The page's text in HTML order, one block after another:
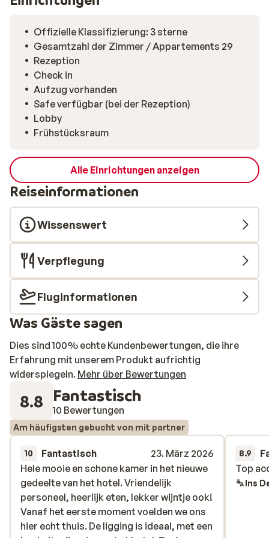
Offizielle Klassifizierung: 3 sterne
Gesamtzahl der Zimmer / Appartements 29
Rezeption
Check in
Aufzug vorhanden
Safe verfügbar (bei der Rezeption)
Lobby
Frühstücksraum
Alle Einrichtungen anzeigen
Reiseinformationen
Wissenswert
Verpflegung
Fluginformationen
Was Gäste sagen
Dies sind 100% echte Kundenbewertungen, die ihre
Erfahrung mit unserem Produkt aufrichtig
widerspiegeln. Mehr über Bewertungen
8.8 Fantastisch
10 Bewertungen
Am häufigsten gebucht von mit partner
10 Fantastisch
23. März 2026
Hele mooie en schone kamer in het nieuwe
gedeelte van het hotel. Vriendelijk
personeel, heerlijk eten, lekker wijntje ook!
Vanaf het eerste moment voelden we ons
hier echt thuis. De ligging is ideaal, met een
Hele mooie en schone kamer in het nieuwe
gedeelte van het hotel. Vriendelijk
personeel, heerlijk eten, lekker wijntje ook!
Vanaf het eerste moment voelden we ons
hier echt thuis. De ligging is ideaal, met een
8.9
Top
Top
Ins